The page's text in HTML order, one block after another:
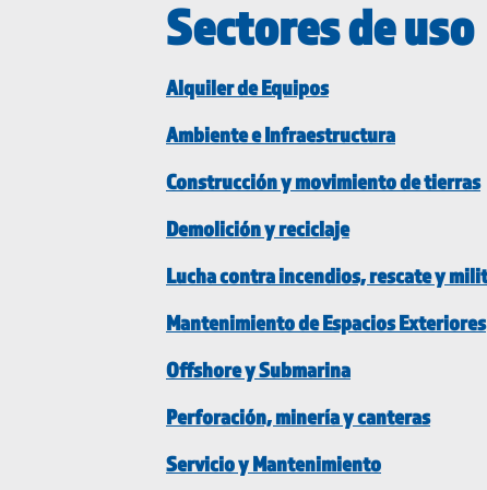
Sectores de uso
Alquiler de Equipos
Ambiente e Infraestructura
Construcción y movimiento de tierras
Demolición y reciclaje
Lucha contra incendios, rescate y
Mantenimiento de Espacios Exteriores
Offshore y Submarina
Perforación, minería y canteras
Servicio y Mantenimiento